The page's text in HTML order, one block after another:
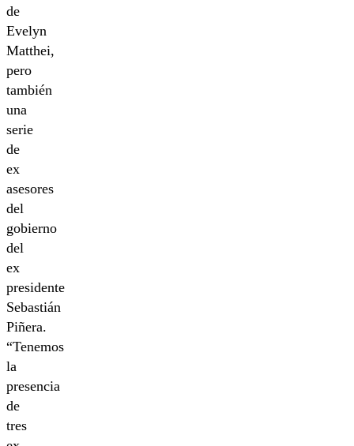
de
Evelyn
Matthei,
pero
también
una
serie
de
ex
asesores
del
gobierno
del
ex
presidente
Sebastián
Piñera.
“Tenemos
la
presencia
de
tres